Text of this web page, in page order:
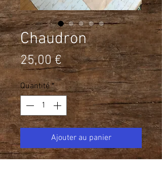
Chaudron
25,00 €Prix
Quantité *
Ajouter au panier